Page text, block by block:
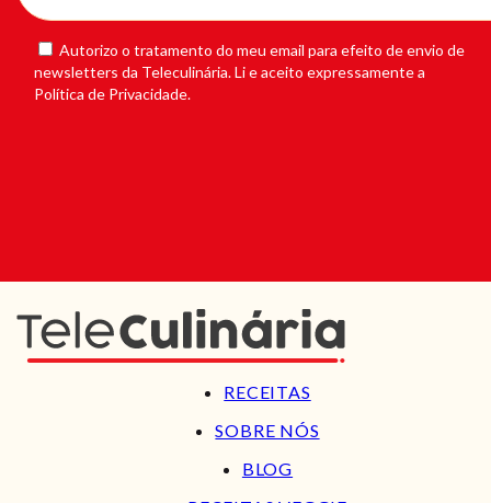
Autorizo o tratamento do meu email para efeito de envio de
newsletters da Teleculinária. Li e aceito expressamente a
Política de Privacidade.
RECEITAS
SOBRE NÓS
BLOG